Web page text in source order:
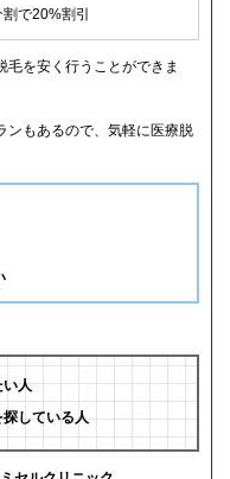
で20%割引
毛を安く行うことができま
ンもあるので、気軽に医療脱
い人
している人